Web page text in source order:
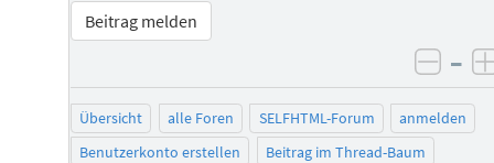
Beitrag melden
–
Übersicht alle Foren SELFHTML-Forum
anmelden
Benutzerkonto erstellen
Beitrag im Thread-Baum